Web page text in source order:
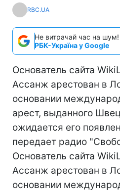
RBC.UA
Не витрачай час на шум!
РБК-Україна у Google
Основатель сайта
Ассанж арестован в
основании
арест, выданного
ожидается его
передает радио
Основатель сайта
Ассанж арестован в
основании